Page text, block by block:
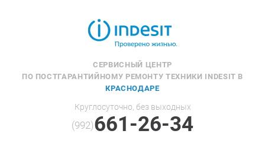
СЕРВИСНЫЙ ЦЕНТР
ПО ПОСТГАРАНТИЙНОМУ РЕМОНТУ ТЕХНИКИ INDESIT В
КРАСНОДАРЕ
Круглосуточно, без выходных
(992)661-26-34